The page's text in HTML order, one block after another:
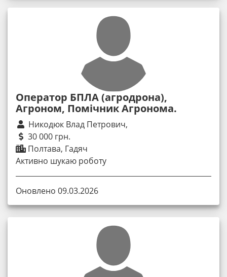
Оператор БПЛА (агродрона),
Агроном, Помічник Агронома.
Никодюк Влад Петрович,
30 000 грн.
Полтава, Гадяч
Активно шукаю роботу
Оновлено 09.03.2026